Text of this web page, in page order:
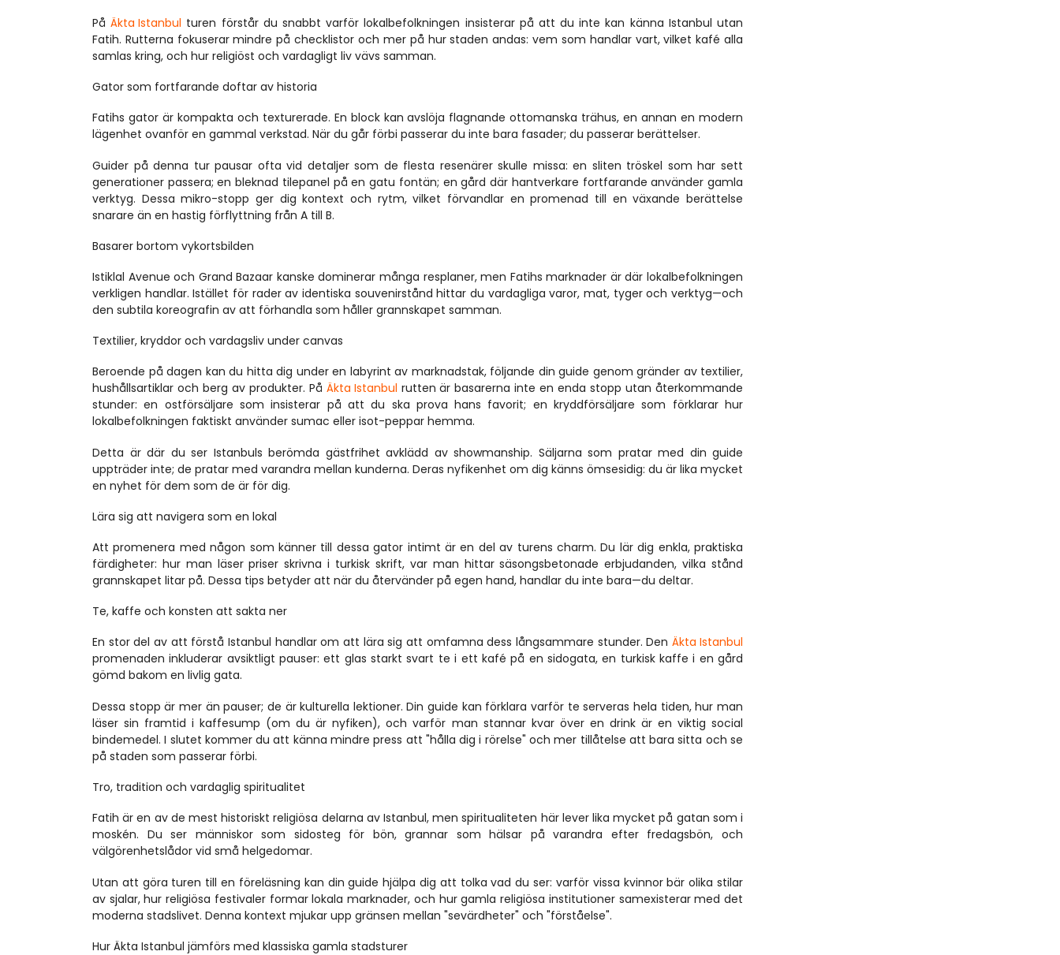
På Äkta Istanbul turen förstår du snabbt varför lokalbefolkningen insisterar på att du inte kan känna Istanbul utan
Fatih. Rutterna fokuserar mindre på checklistor och mer på hur staden andas: vem som handlar vart, vilket kafé alla
samlas kring, och hur religiöst och vardagligt liv vävs samman.
Gator som fortfarande doftar av historia
Fatihs gator är kompakta och texturerade. En block kan avslöja flagnande ottomanska trähus, en annan en modern
lägenhet ovanför en gammal verkstad. När du går förbi passerar du inte bara fasader; du passerar berättelser.
Guider på denna tur pausar ofta vid detaljer som de flesta resenärer skulle missa: en sliten tröskel som har sett
generationer passera; en bleknad tilepanel på en gatu fontän; en gård där hantverkare fortfarande använder gamla
verktyg. Dessa mikro-stopp ger dig kontext och rytm, vilket förvandlar en promenad till en växande berättelse
snarare än en hastig förflyttning från A till B.
Basarer bortom vykortsbilden
Istiklal Avenue och Grand Bazaar kanske dominerar många resplaner, men Fatihs marknader är där lokalbefolkningen
verkligen handlar. Istället för rader av identiska souvenirstånd hittar du vardagliga varor, mat, tyger och verktyg—och
den subtila koreografin av att förhandla som håller grannskapet samman.
Textilier, kryddor och vardagsliv under canvas
Beroende på dagen kan du hitta dig under en labyrint av marknadstak, följande din guide genom gränder av textilier,
hushållsartiklar och berg av produkter. På Äkta Istanbul rutten är basarerna inte en enda stopp utan återkommande
stunder: en ostförsäljare som insisterar på att du ska prova hans favorit; en kryddförsäljare som förklarar hur
lokalbefolkningen faktiskt använder sumac eller isot-peppar hemma.
Detta är där du ser Istanbuls berömda gästfrihet avklädd av showmanship. Säljarna som pratar med din guide
uppträder inte; de pratar med varandra mellan kunderna. Deras nyfikenhet om dig känns ömsesidig: du är lika mycket
en nyhet för dem som de är för dig.
Lära sig att navigera som en lokal
Att promenera med någon som känner till dessa gator intimt är en del av turens charm. Du lär dig enkla, praktiska
färdigheter: hur man läser priser skrivna i turkisk skrift, var man hittar säsongsbetonade erbjudanden, vilka stånd
grannskapet litar på. Dessa tips betyder att när du återvänder på egen hand, handlar du inte bara—du deltar.
Te, kaffe och konsten att sakta ner
En stor del av att förstå Istanbul handlar om att lära sig att omfamna dess långsammare stunder. Den Äkta Istanbul
promenaden inkluderar avsiktligt pauser: ett glas starkt svart te i ett kafé på en sidogata, en turkisk kaffe i en gård
gömd bakom en livlig gata.
Dessa stopp är mer än pauser; de är kulturella lektioner. Din guide kan förklara varför te serveras hela tiden, hur man
läser sin framtid i kaffesump (om du är nyfiken), och varför man stannar kvar över en drink är en viktig social
bindemedel. I slutet kommer du att känna mindre press att "hålla dig i rörelse" och mer tillåtelse att bara sitta och se
på staden som passerar förbi.
Tro, tradition och vardaglig spiritualitet
Fatih är en av de mest historiskt religiösa delarna av Istanbul, men spiritualiteten här lever lika mycket på gatan som i
moskén. Du ser människor som sidosteg för bön, grannar som hälsar på varandra efter fredagsbön, och
välgörenhetslådor vid små helgedomar.
Utan att göra turen till en föreläsning kan din guide hjälpa dig att tolka vad du ser: varför vissa kvinnor bär olika stilar
av sjalar, hur religiösa festivaler formar lokala marknader, och hur gamla religiösa institutioner samexisterar med det
moderna stadslivet. Denna kontext mjukar upp gränsen mellan "sevärdheter" och "förståelse".
Hur Äkta Istanbul jämförs med klassiska gamla stadsturer